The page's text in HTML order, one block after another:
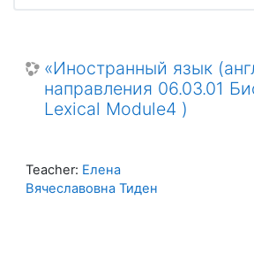
«Иностранный язык
направления 06.03.01
Lexical Module4 )
Teacher: Елена
Вячеславовна Тиден